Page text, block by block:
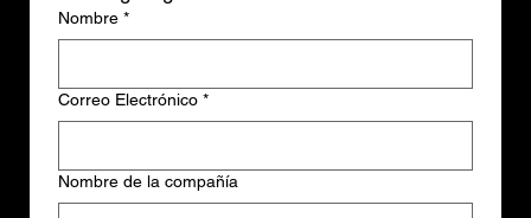
Nombre *
Correo Electrónico *
Nombre de la compañía